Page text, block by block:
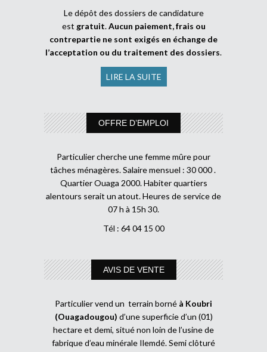
Le dépôt des dossiers de candidature
est gratuit.Aucun paiement, frais ou
contrepartie ne sont exigés en échange de
l’acceptation ou du traitement des dossiers.
LIRE LA SUITE
OFFRE D’EMPLOI
Particulier cherche une femme mûre pour
tâches ménagères. Salaire mensuel : 30 000 .
Quartier Ouaga 2000. Habiter quartiers
alentours serait un atout. Heures de service de
07 h à 15h 30.
Tél : 64 04 15 00
AVIS DE VENTE
Particulier vend un terrain borné à Koubri
(Ouagadougou) d’une superficie d’un (01)
hectare et demi, situé non loin de l’usine de
fabrique d’eau minérale Ilemdé. Semi clôturé